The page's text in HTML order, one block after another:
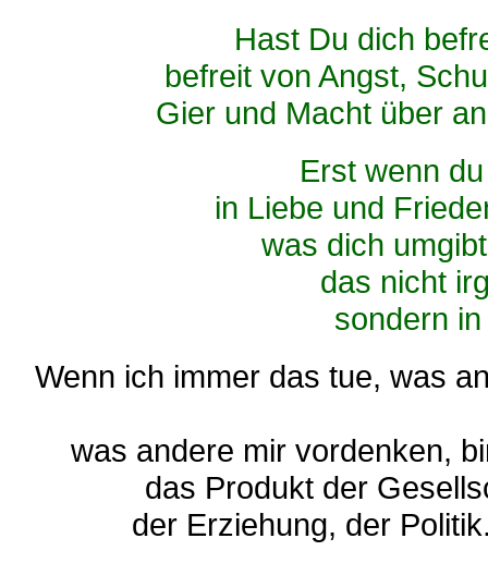
HastDu dich
befreit von Angst,
Gier und Macht über
Erst wenn
in Liebe und
was dich
das nicht
sondern
Wenn ich immer das tue, was
was andere mir vordenken,
das Produkt der
der Erziehung, der